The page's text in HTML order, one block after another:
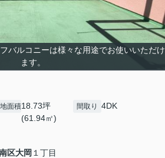
バルコニーは様々な用途でお使いいただけ
ます。
面積18.73坪
(61.94㎡)
間取り 4DK
区大岡 １丁目